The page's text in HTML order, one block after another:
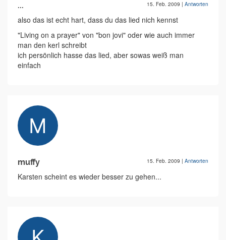
... 15. Feb. 2009 | Antworten
also das ist echt hart, dass du das lied nich kennst
"Living on a prayer" von "bon jovi" oder wie auch immer
man den kerl schreibt
ich persönlich hasse das lied, aber sowas weiß man
einfach
muffy 15. Feb. 2009 | Antworten
Karsten scheint es wieder besser zu gehen...